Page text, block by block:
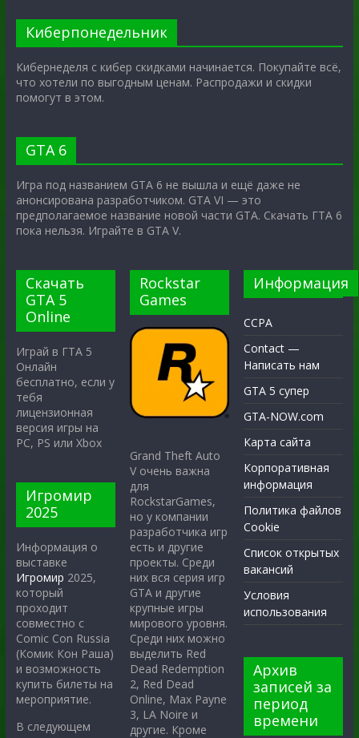
Киберпонедельник
Кибернеделя с кибер скидками начинается. Покупайте всё,
что хотели по выгодным ценам. Распродажи и скидки
помогут в этом.
GTA 6
Игра под названием GTA 6 не вышла и ещё даже не
анонсирована разработчиком. GTA VI — это
предполагаемое название новой части GTA. Скачать ГТА 6
пока нельзя. Играйте в GTA V.
Скачать
GTA 5
Online
Играй в ГТА 5
Онлайн
бесплатно, если у
тебя
лицензионная
версия игры на
PC, PS или Xbox
Игромир
2025
Информация о
выставке
Игромир 2025,
который
проходит
совместно с
Comic Con Russia
(Комик Кон Раша)
и возможность
купить билеты на
мероприятие.
В следующем
Rockstar
Games
Grand Theft Auto
V очень важна
для
RockstarGames,
но у компании
разработчика игр
есть и другие
проекты. Среди
них вся серия игр
GTA и другие
крупные игры
мирового уровня.
Среди них можно
выделить Red
Dead Redemption
2, Red Dead
Online, Max Payne
3, LA Noire и
другие. Кроме
Информация
CCPA
Contact —
Написать нам
GTA 5 супер
GTA-NOW.com
Карта сайта
Корпоративная
информация
Политика файлов
Cookie
Список открытых
вакансий
Условия
использования
Архив
записей за
период
времени